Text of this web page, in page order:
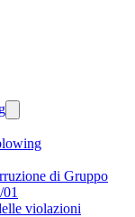
di Gruppo
violazioni